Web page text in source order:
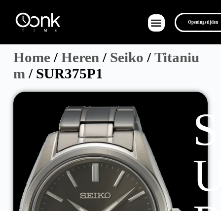
Openingstijden
Home /Heren / Seiko /Titaniu
m / SUR375P1
S